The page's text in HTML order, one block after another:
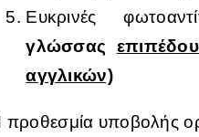
Ευκρινές
γλώσσας
αγγλικών)
προθεσμία υποβολής